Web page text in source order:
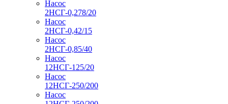
Насос
2НСГ-0,278/20
Насос
2НСГ-0,42/15
Насос
2НСГ-0,85/40
Насос
12НСГ-125/20
Насос
12НСГ-250/200
Насос